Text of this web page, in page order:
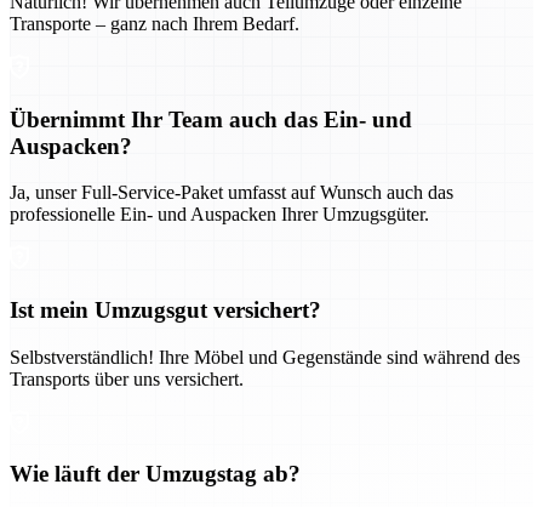
Transporte – ganz nach Ihrem Bedarf.
Übernimmt Ihr Team auch das Ein- und
Auspacken?
Ja, unser Full-Service-Paket umfasst auf Wunsch auch das
professionelle Ein- und Auspacken Ihrer Umzugsgüter.
Ist mein Umzugsgut versichert?
Selbstverständlich! Ihre Möbel und Gegenstände sind während des
Transports über uns versichert.
Wie läuft der Umzugstag ab?